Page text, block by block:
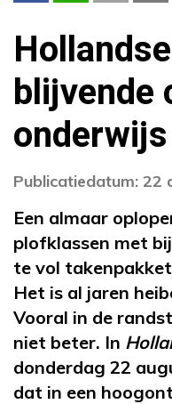
blijvende
onderwijs
Publicatiedatum: 22
Een almaar
plofklassen met
te vol
Het is al jaren
Vooral in de
niet beter. In
donderdag 22
dat in een